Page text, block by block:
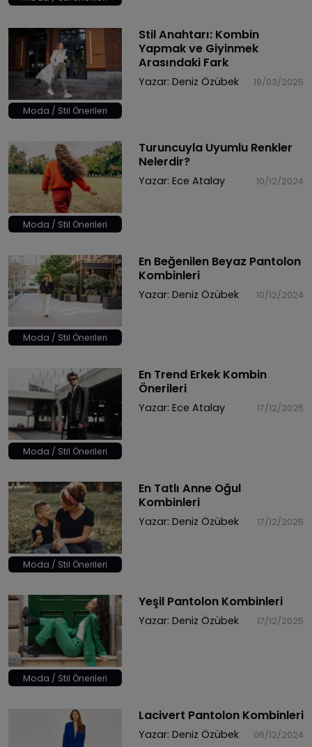
Moda / Stil Önerileri
Stil Anahtarı: Kombin
Yapmak ve Giyinmek
Arasındaki Fark
Yazar: Deniz Özübek 18/03/2025
Moda / Stil Önerileri
Turuncuyla Uyumlu Renkler
Nelerdir?
Yazar: Ece Atalay 10/12/2024
Moda / Stil Önerileri
En Beğenilen Beyaz Pantolon
Kombinleri
Yazar: Deniz Özübek 10/12/2024
Moda / Stil Önerileri
En Trend Erkek Kombin
Önerileri
Yazar: Ece Atalay 17/12/2025
Moda / Stil Önerileri
En Tatlı Anne Oğul
Kombinleri
Yazar: Deniz Özübek 17/12/2025
Moda / Stil Önerileri
Yeşil Pantolon Kombinleri
Yazar: Deniz Özübek 17/12/2025
Lacivert Pantolon Kombinleri
Yazar: Deniz Özübek 06/12/2024